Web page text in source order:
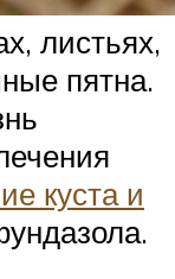
листьях,
пятна.
куста и